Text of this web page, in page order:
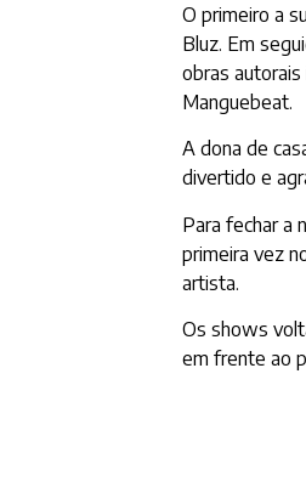
O primeiro a
Bluz. Em
obras
Manguebeat.
A dona de
divertido e
Para fechar a
primeira vez
artista.
Os shows
em frente ao